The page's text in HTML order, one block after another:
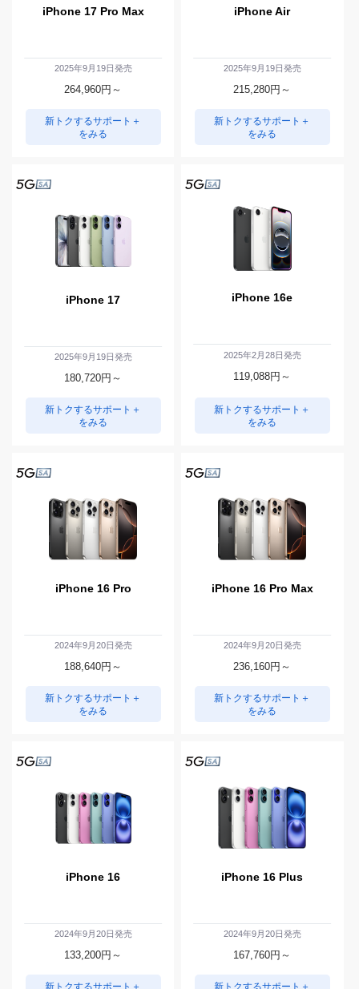
iPhone 17 Pro Max
2025年9月19日発売
264,960円～
新トクするサポート＋
をみる
iPhone Air
2025年9月19日発売
215,280円～
新トクするサポート＋
をみる
iPhone 17
2025年9月19日発売
180,720円～
新トクするサポート＋
をみる
iPhone 16e
2025年2月28日発売
119,088円～
新トクするサポート＋
をみる
iPhone 16 Pro
2024年9月20日発売
188,640円～
新トクするサポート＋
をみる
iPhone 16 Pro Max
2024年9月20日発売
236,160円～
新トクするサポート＋
をみる
iPhone 16
2024年9月20日発売
133,200円～
新トクするサポート＋
iPhone 16 Plus
2024年9月20日発売
167,760円～
新トクするサポート＋